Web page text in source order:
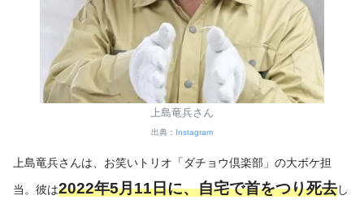
上島竜兵さん
出典： Instagram
上島竜兵さんは、お笑いトリオ「ダチョウ倶楽部」の大ボケ担
当。彼は2022年5月11日に、自宅で首をつり死去し